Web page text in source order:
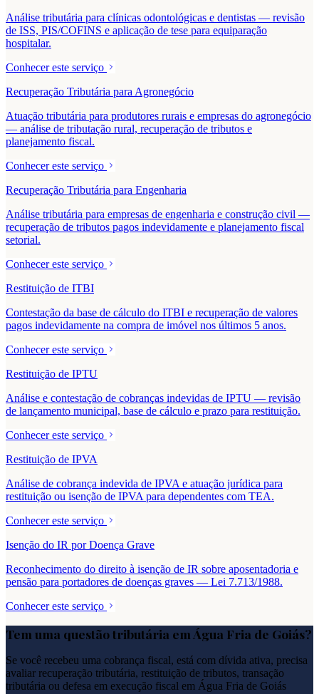
Análise tributária para clínicas odontológicas e dentistas — revisão
de ISS, PIS/COFINS e aplicação de tese para equiparação
hospitalar.
Conhecer este serviço
Recuperação Tributária para Agronegócio
Atuação tributária para produtores rurais e empresas do agronegócio
— análise de tributação rural, recuperação de tributos e
planejamento fiscal.
Conhecer este serviço
Recuperação Tributária para Engenharia
Análise tributária para empresas de engenharia e construção civil —
recuperação de tributos pagos indevidamente e planejamento fiscal
setorial.
Conhecer este serviço
Restituição de ITBI
Contestação da base de cálculo do ITBI e recuperação de valores
pagos indevidamente na compra de imóvel nos últimos 5 anos.
Conhecer este serviço
Restituição de IPTU
Análise e contestação de cobranças indevidas de IPTU — revisão
de lançamento municipal, base de cálculo e prazo para restituição.
Conhecer este serviço
Restituição de IPVA
Análise de cobrança indevida de IPVA e atuação jurídica para
restituição ou isenção de IPVA para dependentes com TEA.
Conhecer este serviço
Isenção do IR por Doença Grave
Reconhecimento do direito à isenção de IR sobre aposentadoria e
pensão para portadores de doenças graves — Lei 7.713/1988.
Conhecer este serviço
Tem uma questão tributária em Água Fria de Goiás?
Se você recebeu uma cobrança fiscal, está com dívida ativa, precisa
avaliar recuperação tributária, restituição de tributos, transação
tributária ou defesa em execução fiscal em Água Fria de Goiás